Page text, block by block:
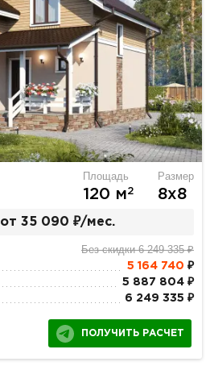
Площадь
120 м2
Размер
8х8
от 35 090 ₽/мес.
Без скидки 6 249 335 ₽
5 164 740 ₽
5 887 804 ₽
6 249 335 ₽
ПОЛУЧИТЬ РАСЧЕТ